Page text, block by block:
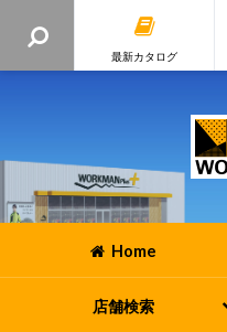
最新カタログ
Home
店舗検索